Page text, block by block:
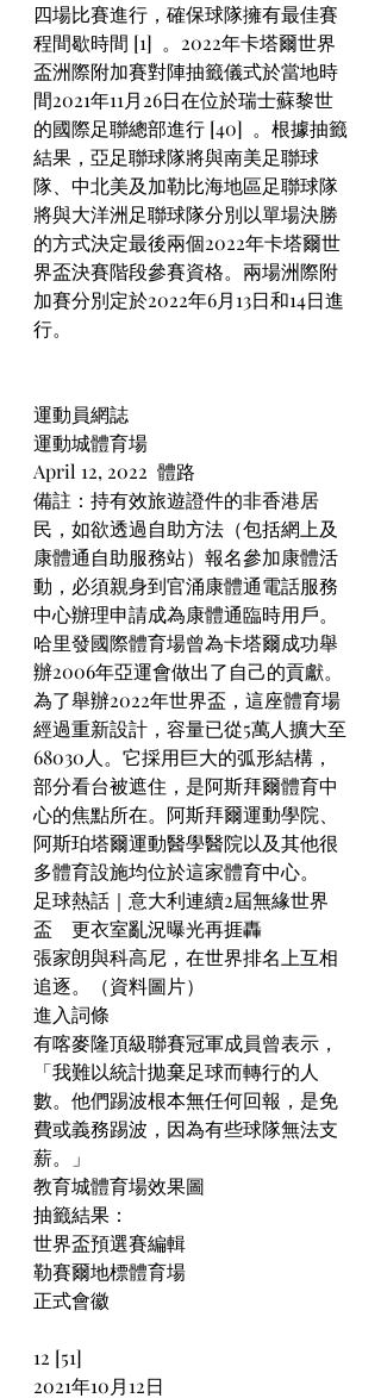
四場比賽進行，確保球隊擁有最佳賽
程間歇時間 [1]  。2022年卡塔爾世界
盃洲際附加賽對陣抽籤儀式於當地時
間2021年11月26日在位於瑞士蘇黎世
的國際足聯總部進行 [40]  。根據抽籤
結果，亞足聯球隊將與南美足聯球
隊、中北美及加勒比海地區足聯球隊
將與大洋洲足聯球隊分別以單場決勝
的方式決定最後兩個2022年卡塔爾世
界盃決賽階段參賽資格。兩場洲際附
加賽分別定於2022年6月13日和14日進
行。
運動員網誌
運動城體育場
April 12, 2022  體路
備註：持有效旅遊證件的非香港居
民，如欲透過自助方法（包括網上及
康體通自助服務站）報名參加康體活
動，必須親身到官涌康體通電話服務
中心辦理申請成為康體通臨時用戶。
哈里發國際體育場曾為卡塔爾成功舉
辦2006年亞運會做出了自己的貢獻。
為了舉辦2022年世界盃，這座體育場
經過重新設計，容量已從5萬人擴大至
68030人。它採用巨大的弧形結構，
部分看台被遮住，是阿斯拜爾體育中
心的焦點所在。阿斯拜爾運動學院、
阿斯珀塔爾運動醫學醫院以及其他很
多體育設施均位於這家體育中心。
足球熱話｜意大利連續2屆無緣世界
盃　更衣室亂況曝光再捱轟
張家朗與科高尼，在世界排名上互相
追逐。（資料圖片）
進入詞條
有喀麥隆頂級聯賽冠軍成員曾表示，
「我難以統計拋棄足球而轉行的人
數。他們踢波根本無任何回報，是免
費或義務踢波，因為有些球隊無法支
薪。」
教育城體育場效果圖
抽籤結果：
世界盃預選賽編輯
勒賽爾地標體育場
正式會徽
12 [51]
2021年10月12日